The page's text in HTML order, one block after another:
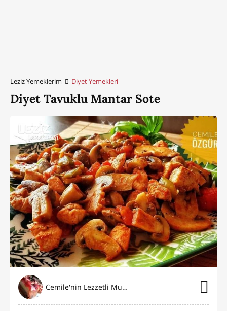
Leziz Yemeklerim Diyet Yemekleri
Diyet Tavuklu Mantar Sote
Cemile'nin Lezzetli Mutfağı